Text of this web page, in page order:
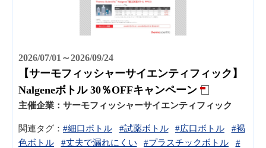
2026/07/01～2026/09/24
【サーモフィッシャーサイエンティフィック】
Nalgeneボトル 30％OFFキャンペーン
主催企業： サーモフィッシャーサイエンティフィック
関連タグ： #細口ボトル #試薬ボトル #広口ボトル
#褐
色ボトル
#丈夫で漏れにくい #プラスチックボトル
#